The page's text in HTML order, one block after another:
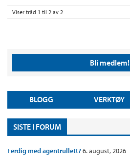
Viser tråd 1 til 2 av 2
Bli medlem!
BLOGG VERKTØY
SISTE I FORUM
Ferdig med agentrullett?6. august, 2026